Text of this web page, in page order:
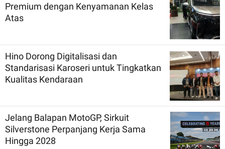
Premium dengan Kenyamanan Kelas
Atas
Hino Dorong Digitalisasi dan
Standarisasi Karoseri untuk Tingkatkan
Kualitas Kendaraan
Jelang Balapan MotoGP, Sirkuit
Silverstone Perpanjang Kerja Sama
Hingga 2028